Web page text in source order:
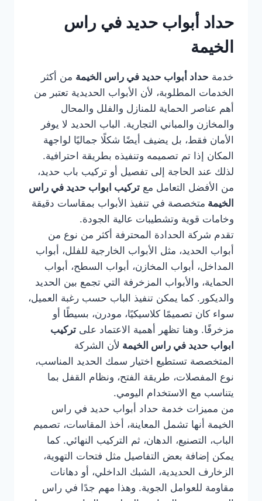
حداد أبواب حديد في راس
الخيمة
خدمة حداد أبواب حديد في راس الخيمة من أكثر
الخدمات المطلوبة، لأن الأبواب الحديدية تعتبر من
أهم عناصر الحماية للمنازل والفلل والمحال
والمخازن والمباني التجارية. الباب الحديد لا يوفر
الأمان فقط، بل يضيف أيضًا شكلًا جماليًا لواجهة
المكان إذا تم تصميمه وتنفيذه بطريقة احترافية.
لذلك عند الحاجة إلى تفصيل أو تركيب باب حديد،
من الأفضل التعامل مع تركيب ابواب حديد في راس
الخيمة متخصصة في تنفيذ الأبواب بمقاسات دقيقة
وخامات قوية وتشطيبات عالية الجودة.
تقدم شركة الحدادة المحترفة أكثر من نوع من
أبواب الحديد، مثل الأبواب الخارجية للفلل، أبواب
المداخل، أبواب المخازن، أبواب السطح، أبواب
الحماية، والأبواب المزخرفة التي تجمع بين الحديد
والديكور. كما يمكن تنفيذ الباب حسب رغبة العميل،
سواء كان تصميمًا كلاسيكيًا، مودرن، بسيطًا أو
مزخرفًا. وهنا تظهر أهمية الاعتماد على تركيب
ابواب حديد في راس الخيمة لأن الشركة
المتخصصة تستطيع اختيار سمك الحديد المناسب،
نوع المفصلات، طريقة الفتح، ونظام القفل بما
يتناسب مع الاستخدام اليومي.
من مميزات خدمة حداد أبواب حديد في راس
الخيمة أنها تشمل المعاينة، أخذ المقاسات، تصميم
الباب، التصنيع، الدهان، ثم التركيب النهائي. كما
يمكن إضافة بعض التفاصيل مثل فتحات التهوية،
الزخارف الحديدية، الشبك الداخلي، أو دهانات
مقاومة للعوامل الجوية. وهذا مهم جدًا في راس